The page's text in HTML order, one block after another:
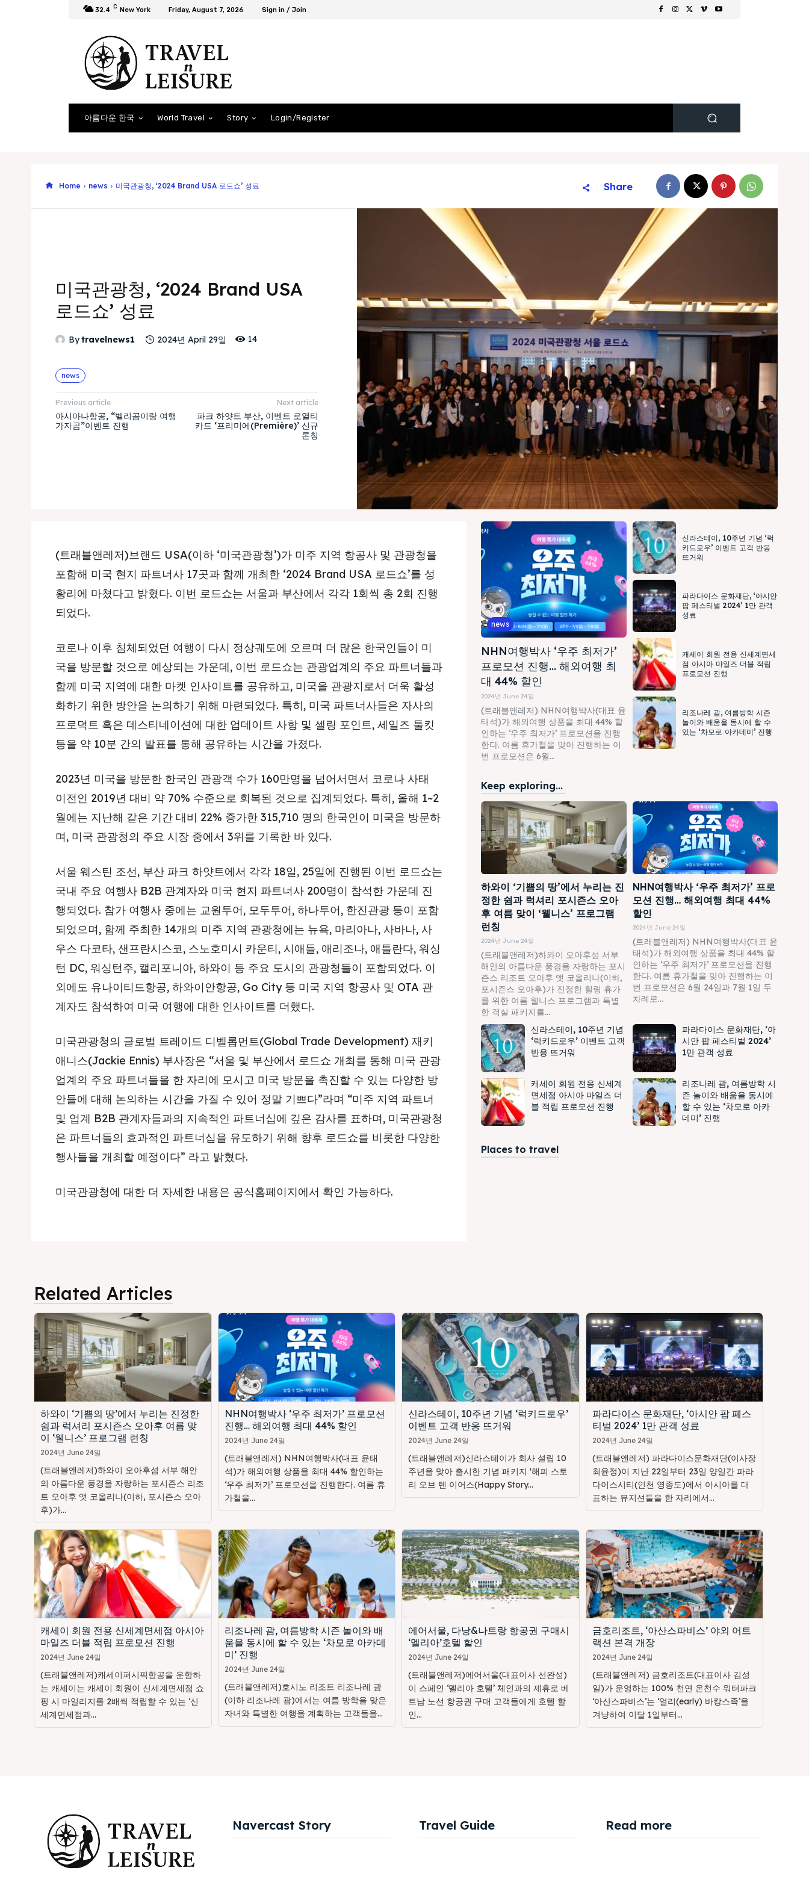
32.4 C New York Friday, August 7, 2026 Sign in / Join
아름다운 한국 World Travel Story Login/Register
Home news 미국관광청, ‘2024 Brand USA 로드쇼’ 성료 Share
미국관광청, ‘2024 Brand USA
로드쇼’ 성료
Bytravelnews1 2024년 April 29일 14
news
Previous article
아시아나항공, “벨리곰이랑 여행
가자곰”이벤트 진행
Next article
파크 하얏트 부산, 이벤트 로열티
카드 ‘프리미에(Première)’ 신규
론칭
(트래블앤레저)브랜드 USA(이하 ‘미국관광청’)가 미주 지역 항공사 및 관광청을
포함해 미국 현지 파트너사 17곳과 함께 개최한 ‘2024 Brand USA 로드쇼’를 성
황리에 마쳤다고 밝혔다. 이번 로드쇼는 서울과 부산에서 각각 1회씩 총 2회 진행
되었다.
코로나 이후 침체되었던 여행이 다시 정상궤도에 오르며 더 많은 한국인들이 미
국을 방문할 것으로 예상되는 가운데, 이번 로드쇼는 관광업계의 주요 파트너들과
함께 미국 지역에 대한 마켓 인사이트를 공유하고, 미국을 관광지로서 더욱 활성
화하기 위한 방안을 논의하기 위해 마련되었다. 특히, 미국 파트너사들은 자사의
프로덕트 혹은 데스티네이션에 대한 업데이트 사항 및 셀링 포인트, 세일즈 툴킷
등을 약 10분 간의 발표를 통해 공유하는 시간을 가졌다.
2023년 미국을 방문한 한국인 관광객 수가 160만명을 넘어서면서 코로나 사태
이전인 2019년 대비 약 70% 수준으로 회복된 것으로 집계되었다. 특히, 올해 1~2
월에는 지난해 같은 기간 대비 22% 증가한 315,710 명의 한국인이 미국을 방문하
며, 미국 관광청의 주요 시장 중에서 3위를 기록한 바 있다.
서울 웨스틴 조선, 부산 파크 하얏트에서 각각 18일, 25일에 진행된 이번 로드쇼는
국내 주요 여행사 B2B 관계자와 미국 현지 파트너사 200명이 참석한 가운데 진
행되었다. 참가 여행사 중에는 교원투어, 모두투어, 하나투어, 한진관광 등이 포함
되었으며, 함께 주최한 14개의 미주 지역 관광청에는 뉴욕, 마리아나, 사바나, 사
우스 다코타, 샌프란시스코, 스노호미시 카운티, 시애들, 애리조나, 애틀란다, 워싱
턴 DC, 워싱턴주, 캘리포니아, 하와이 등 주요 도시의 관광청들이 포함되었다. 이
외에도 유나이티드항공, 하와이안항공, Go City 등 미국 지역 항공사 및 OTA 관
계자도 참석하여 미국 여행에 대한 인사이트를 더했다.
미국관광청의 글로벌 트레이드 디벨롭먼트(Global Trade Development) 재키
애니스(Jackie Ennis) 부사장은 “서울 및 부산에서 로드쇼 개최를 통해 미국 관광
업계의 주요 파트너들을 한 자리에 모시고 미국 방문을 촉진할 수 있는 다양한 방
안들에 대해 논의하는 시간을 가질 수 있어 정말 기쁘다”라며 “미주 지역 파트너
및 업계 B2B 관계자들과의 지속적인 파트너십에 깊은 감사를 표하며, 미국관광청
은 파트너들의 효과적인 파트너십을 유도하기 위해 향후 로드쇼를 비롯한 다양한
행사들을 개최할 예정이다” 라고 밝혔다.
미국관광청에 대한 더 자세한 내용은 공식홈페이지에서 확인 가능하다.
news
NHN여행박사 ‘우주 최저가’
프로모션 진행… 해외여행 최
대 44% 할인
2024년 June 24일
(트래블앤레저) NHN여행박사(대표 윤
태석)가 해외여행 상품을 최대 44% 할
인하는 ‘우주 최저가’ 프로모션을 진행
한다. 여름 휴가철을 맞아 진행하는 이
번 프로모션은 6월...
신라스테이, 10주년 기념 ‘럭
키드로우’ 이벤트 고객 반응
뜨거워
파라다이스 문화재단, ‘아시안
팝 페스티벌 2024’ 1만 관객
성료
캐세이 회원 전용 신세계면세
점 아시아 마일즈 더블 적립
프로모션 진행
리조나레 괌, 여름방학 시즌
놀이와 배움을 동시에 할 수
있는 ‘차모로 아카데미’ 진행
Keep exploring...
하와이 ‘기쁨의 땅’에서 누리는 진
정한 쉼과 럭셔리 포시즌스 오아
후 여름 맞이 ‘웰니스’ 프로그램
런칭
2024년 June 24일
(트래블앤레저)하와이 오아후섬 서부
해안의 아름다운 풍경을 자랑하는 포시
즌스 리조트 오아후 앳 코올리나(이하,
포시즌스 오아후)가 진정한 힐링 휴가
를 위한 여름 웰니스 프로그램과 특별
한 객실 패키지를...
NHN여행박사 ‘우주 최저가’ 프로
모션 진행… 해외여행 최대 44%
할인
2024년 June 24일
(트래블앤레저) NHN여행박사(대표 윤
태석)가 해외여행 상품을 최대 44% 할
인하는 ‘우주 최저가’ 프로모션을 진행
한다. 여름 휴가철을 맞아 진행하는 이
번 프로모션은 6월 24일과 7월 1일 두
차례로...
신라스테이, 10주년 기념
‘럭키드로우’ 이벤트 고객
반응 뜨거워
파라다이스 문화재단, ‘아
시안 팝 페스티벌 2024’
1만 관객 성료
캐세이 회원 전용 신세계
면세점 아시아 마일즈 더
블 적립 프로모션 진행
리조나레 괌, 여름방학 시
즌 놀이와 배움을 동시에
할 수 있는 ‘차모로 아카
데미’ 진행
Places to travel
Related Articles
하와이 ‘기쁨의 땅’에서 누리는 진정한
쉼과 럭셔리 포시즌스 오아후 여름 맞
이 ‘웰니스’ 프로그램 런칭
2024년 June 24일
(트래블앤레저)하와이 오아후섬 서부 해안
의 아름다운 풍경을 자랑하는 포시즌스 리조
트 오아후 앳 코올리나(이하, 포시즌스 오아
후)가...
NHN여행박사 ‘우주 최저가’ 프로모션
진행… 해외여행 최대 44% 할인
2024년 June 24일
(트래블앤레저) NHN여행박사(대표 윤태
석)가 해외여행 상품을 최대 44% 할인하는
‘우주 최저가’ 프로모션을 진행한다. 여름 휴
가철을...
신라스테이, 10주년 기념 ‘럭키드로우’
이벤트 고객 반응 뜨거워
2024년 June 24일
(트래블앤레저)신라스테이가 회사 설립 10
주년을 맞아 출시한 기념 패키지 '해피 스토
리 오브 텐 이어스(Happy Story...
파라다이스 문화재단, ‘아시안 팝 페스
티벌 2024’ 1만 관객 성료
2024년 June 24일
(트래블앤레저) 파라다이스문화재단(이사장
최윤정)이 지난 22일부터 23일 양일간 파라
다이스시티(인천 영종도)에서 아시아를 대
표하는 뮤지션들을 한 자리에서...
캐세이 회원 전용 신세계면세점 아시아
마일즈 더블 적립 프로모션 진행
2024년 June 24일
(트래블앤레저)캐세이퍼시픽항공을 운항하
는 캐세이는 캐세이 회원이 신세계면세점 쇼
핑 시 마일리지를 2배씩 적립할 수 있는 ‘신
세계면세점과...
리조나레 괌, 여름방학 시즌 놀이와 배
움을 동시에 할 수 있는 ‘차모로 아카데
미’ 진행
2024년 June 24일
(트래블앤레저)호시노 리조트 리조나레 괌
(이하 리조나레 괌)에서는 여름 방학을 맞은
자녀와 특별한 여행을 계획하는 고객들을...
에어서울, 다낭&나트랑 항공권 구매시
‘멜리아’호텔 할인
2024년 June 24일
(트래블앤레저)에어서울(대표이사 선완성)
이 스페인 ‘멜리아 호텔’ 체인과의 제휴로 베
트남 노선 항공권 구매 고객들에게 호텔 할
인...
금호리조트, ‘아산스파비스’ 야외 어트
랙션 본격 개장
2024년 June 24일
(트래블앤레저) 금호리조트(대표이사 김성
일)가 운영하는 100% 천연 온천수 워터파크
‘아산스파비스’는 ‘얼리(early) 바캉스족’을
겨냥하여 이달 1일부터...
Navercast Story Travel Guide Read more